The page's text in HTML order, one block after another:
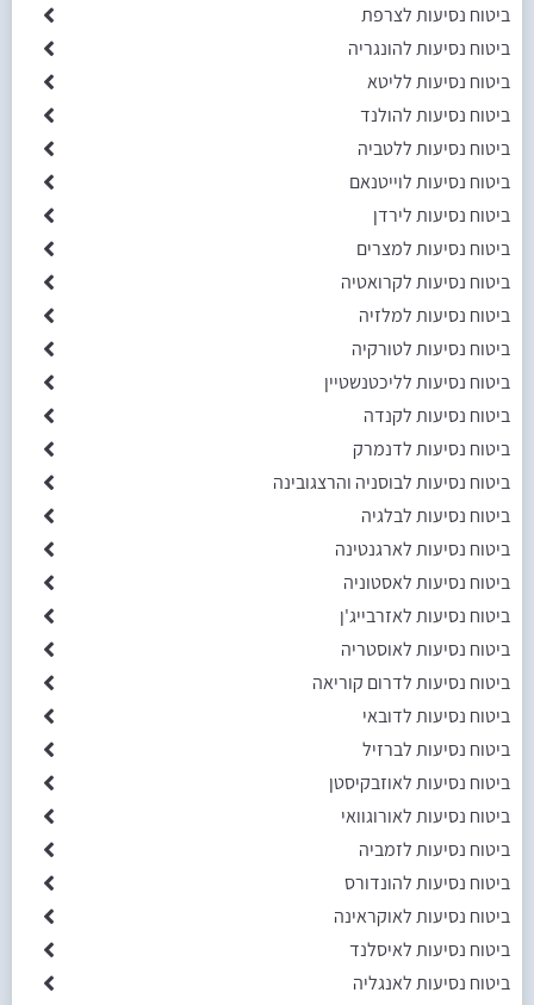
ביטוח נסיעות לצרפת
ביטוח נסיעות להונגריה
ביטוח נסיעות לליטא
ביטוח נסיעות להולנד
ביטוח נסיעות ללטביה
ביטוח נסיעות לוייטנאם
ביטוח נסיעות לירדן
ביטוח נסיעות למצרים
ביטוח נסיעות לקרואטיה
ביטוח נסיעות למלזיה
ביטוח נסיעות לטורקיה
ביטוח נסיעות לליכטנשטיין
ביטוח נסיעות לקנדה
ביטוח נסיעות לדנמרק
ביטוח נסיעות לבוסניה והרצגובינה
ביטוח נסיעות לבלגיה
ביטוח נסיעות לארגנטינה
ביטוח נסיעות לאסטוניה
ביטוח נסיעות לאזרבייג'ן
ביטוח נסיעות לאוסטריה
ביטוח נסיעות לדרום קוריאה
ביטוח נסיעות לדובאי
ביטוח נסיעות לברזיל
ביטוח נסיעות לאוזבקיסטן
ביטוח נסיעות לאורוגוואי
ביטוח נסיעות לזמביה
ביטוח נסיעות להונדורס
ביטוח נסיעות לאוקראינה
ביטוח נסיעות לאיסלנד
ביטוח נסיעות לאנגליה